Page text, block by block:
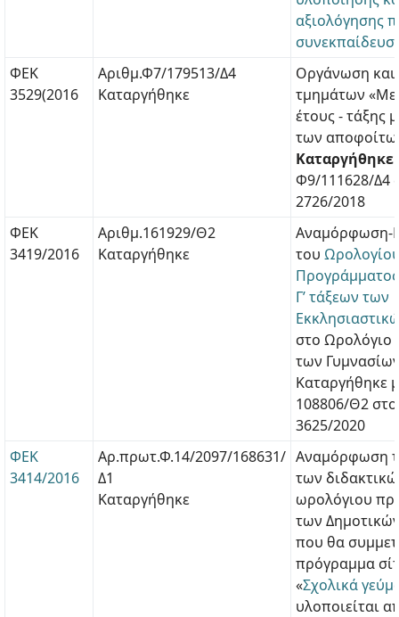
αξιολόγησης
ΦΕΚ
3529(2016
Αριθμ.Φ7/179513/Δ4
Καταργήθηκε
Οργάνωση και
τμημάτων
έτους - τάξης
των
Καταργήθηκε
Φ9/111628/Δ4
2726/2018
ΦΕΚ
3419/2016
Αριθμ.161929/Θ2
Καταργήθηκε
Αναμόρφωση-
του
Προγράμματος
Γ’ τάξεων των
στο
των
Καταργήθηκε
108806/Θ2
3625/2020
ΦΕΚ
3414/2016
Αρ.πρωτ.Φ.14/2097/168631/
Δ1
Καταργήθηκε
Αναμόρφωση
των
ωρολόγιου
των
που θα
πρόγραμμα
«Σχολικά
υλοποιείται